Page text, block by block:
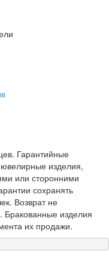
Гарантийные
изделия,
или сторонними
сохранять
Возврат не
Бракованные изделия
их продажи.